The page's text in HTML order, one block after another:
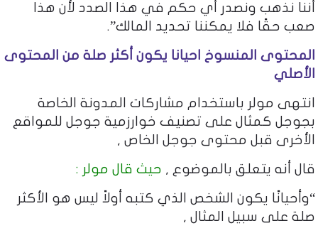
أننا نذهب ونصدر أي حكم في هذا الصدد لأن هذا
صعب حقًا فلا يمكننا تحديد المالك”.
المحتوى المنسوخ احيانا يكون أكثر صلة من المحتوى
الأصلي
انتهى مولر باستخدام مشاركات المدونة الخاصة
بجوجل كمثال على تصنيف خوارزمية جوجل للمواقع
الأخرى قبل محتوى جوجل الخاص ,
قال أنه يتعلق بالموضوع , حيث قال مولر :
“وأحيانًا يكون الشخص الذي كتبه أولاً ليس هو الأكثر
صلة على سبيل المثال ,